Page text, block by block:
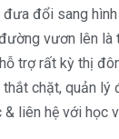
đưa đổi sang
vươn lên là
hỗ trợ rất kỳ thị
chặt, quản lý
liên hệ với học